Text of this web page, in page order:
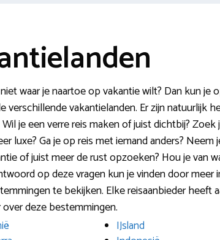
waar je naartoe op vakantie wilt? Dan kun je
verschillende vakantielanden. Er zijn natuurlijk
je een verre reis maken of juist dichtbij?
luxe? Ga je op reis met iemand anders? Neem
of juist meer de rust opzoeken? Hou je van
op deze vragen kun je vinden door meer
te bekijken. Elke reisaanbieder heeft
deze bestemmingen.
IJsland